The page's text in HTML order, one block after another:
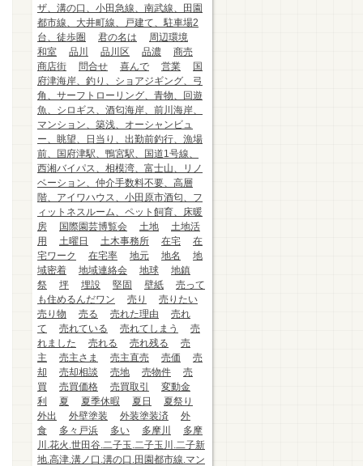
ザ、溝の口、小田急線、南武線、田園
都市線、大井町線、戸建て、駐車場2
台、徒歩圏
君の名は
周辺環境
和室
品川 品川区 品濃
商売
商店街
問合せ 喜んで 営業
国
府津海岸、釣り、ショアジギング、弓
角、サーフトローリング、青物、回遊
魚、シロギス、酒匂海岸、前川海岸、
マンション、築浅、オーシャンビュ
ー、眺望、日当り、出勤前釣行、漁場
前、国府津駅、鴨宮駅、国道1号線、
西湘バイパス、相模湾、富士山、リノ
ベーション、仲介手数料不要、高層
階、アイワハウス、小田原市酒匂、フ
ィットネスルーム、ペット飼育、床暖
房
国際園芸博覧会 土地
土地活
用
土曜日 土木事務所 在宅
在
宅ワーク
在宅率 地元 地名
地
域密着
地域連絡会 地球
地鎮
祭
坪 埋設 堅固 壁紙
売って
も住めるんだワン
売り
売りたい
売り物
売る 売れた理由
売れ
て
売れている 売れてしまう
売
れました
売れる 売れ残る
売
主
売主さま 売主直売 売価
売
却
売却相談 売地 売物件
売
買
売買価格 売買取引
変動金
利
夏 夏季休暇 夏日
夏祭り
外出
外壁塗装 外装塗装済
外
食
多々戸浜 多い 多摩川
多摩
川.花火.世田谷.二子玉.二子玉川.二子新
地.高津.溝ノ口.溝の口.田園都市線.マン